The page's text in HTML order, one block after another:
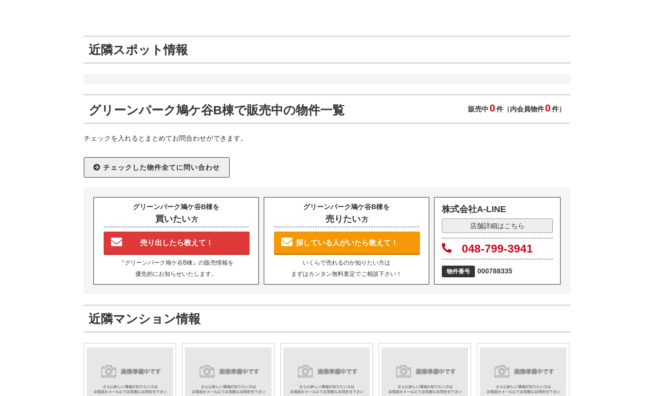
近隣スポット情報
グリーンパーク鳩ケ谷B棟で販売中の物件一覧 販売中0件（内会員物件0件）
チェックを入れるとまとめてお問合わせができます。
グリーンパーク鳩ケ谷B棟を
買いたい方
売り出したら教えて！
『グリーンパーク鳩ケ谷B棟』の販売情報を
優先的にお知らせいたします。
グリーンパーク鳩ケ谷B棟を
売りたい方
探している人がいたら教えて！
いくらで売れるのか知りたい方は
まずはカンタン無料査定でご相談下さい！
株式会社A-LINE
店舗詳細はこちら
048-799-3941
物件番号 000788335
近隣マンション情報